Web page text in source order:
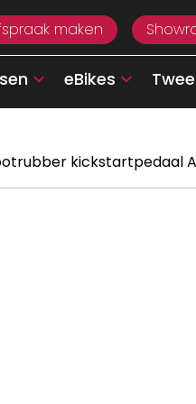
maken
eBikes
kickstartpedaal